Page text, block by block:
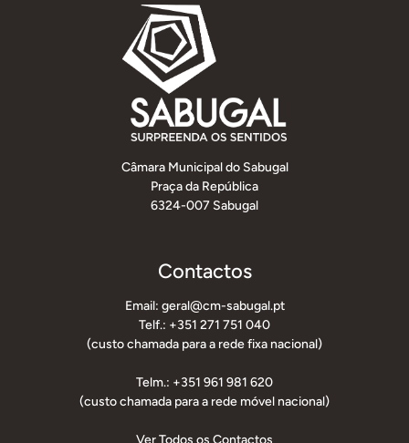
Câmara Municipal do Sabugal
Praça da República
6324-007 Sabugal
Contactos
Email: geral@cm-sabugal.pt
Telf.: +351 271 751 040
(custo chamada para a rede fixa nacional)
Telm.: +351 961 981 620
(custo chamada para a rede móvel nacional)